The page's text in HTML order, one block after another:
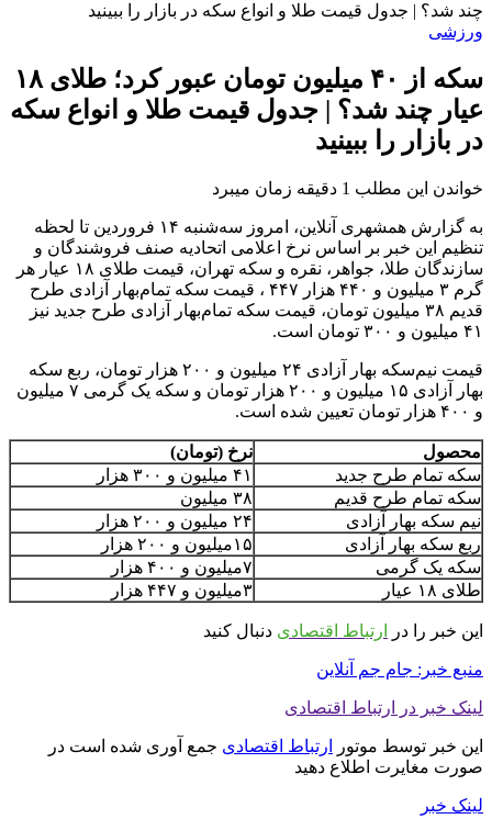
چند شد؟ | جدول قیمت طلا و انواع سکه در بازار را ببینید
ورزشی
سکه از ۴۰ میلیون تومان عبور کرد؛ طلای ۱۸
عیار چند شد؟ | جدول قیمت طلا و انواع سکه
در بازار را ببینید
خواندن این مطلب 1 دقیقه زمان میبرد
به گزارش همشهری آنلاین، امروز سه‌شنبه ۱۴ فروردین تا لحظه
تنظیم این خبر بر اساس نرخ اعلامی اتحادیه صنف فروشندگان و
سازندگان طلا، جواهر، نقره و سکه تهران، قیمت طلای ۱۸ عیار هر
گرم ۳ میلیون و ۴۴۰ هزار ۴۴۷ ، قیمت سکه تمام‌بهار آزادی طرح
قدیم ۳۸ میلیون تومان، قیمت سکه تمام‌بهار آزادی طرح جدید نیز
۴۱ میلیون و ۳۰۰ تومان است.
قیمت نیم‌سکه بهار آزادی ۲۴ میلیون و ۲۰۰ هزار تومان، ربع سکه
بهار آزادی ۱۵ میلیون و ۲۰۰ هزار تومان و سکه یک‌ گرمی ۷ میلیون
و ۴۰۰ هزار تومان تعیین شده است.
محصول
نرخ (تومان)
سکه تمام طرح جدید
۴۱ میلیون و ۳۰۰ هزار
سکه تمام طرح قدیم
۳۸ میلیون
نیم سکه بهار آزادی
۲۴ میلیون و ۲۰۰ هزار
ربع سکه بهار آزادی
۱۵میلیون و ۲۰۰ هزار
سکه یک گرمی
۷میلیون و ۴۰۰ هزار
طلای ۱۸ عیار
۳میلیون و ۴۴۷ هزار
این خبر را در ارتباط اقتصادی دنبال کنید
منبع خبر: جام جم آنلاین
لینک خبر در ارتباط اقتصادی
این خبر توسط موتور ارتباط اقتصادی جمع آوری شده است در
صورت مغایرت اطلاع دهید
لینک خبر